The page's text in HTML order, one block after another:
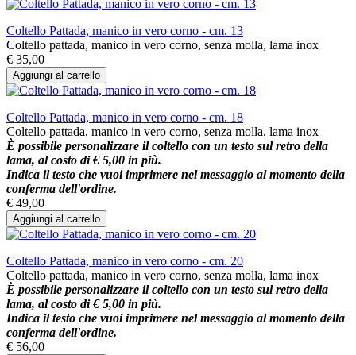
Coltello Pattada, manico in vero corno - cm. 13
Coltello pattada, manico in vero corno, senza molla, lama inox
€ 35,00
Aggiungi al carrello
Coltello Pattada, manico in vero corno - cm. 18
Coltello pattada, manico in vero corno, senza molla, lama inox
È possibile personalizzare il coltello con un testo sul retro della
lama, al costo di € 5,00 in più.
Indica il testo che vuoi imprimere nel messaggio al momento della
conferma dell'ordine.
€ 49,00
Aggiungi al carrello
Coltello Pattada, manico in vero corno - cm. 20
Coltello pattada, manico in vero corno, senza molla, lama inox
È possibile personalizzare il coltello con un testo sul retro della
lama, al costo di € 5,00 in più.
Indica il testo che vuoi imprimere nel messaggio al momento della
conferma dell'ordine.
€ 56,00